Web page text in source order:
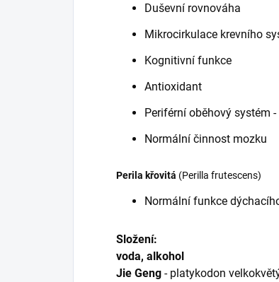
Duševní rovnováha
Mikrocirkulace krevního
Kognitivní funkce
Antioxidant
Periférní oběhový systém
Normální činnost mozku
Perila křovitá (Perilla frutescens)
Normální funkce
Složení:
voda, alkohol
Jie Geng - platykodon